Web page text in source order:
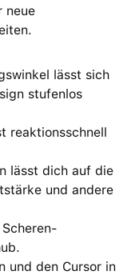
neue
lässt sich
stufenlos
reaktions­schnell
lässt dich auf die
und andere
Scheren­
und den Cursor in